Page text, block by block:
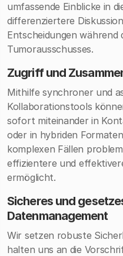
umfassende Einblicke in
differenziertere
Entscheidungen während
Tumorausschusses.
Zugriff und
Mithilfe synchroner und
Kollaborationstools
sofort miteinander in
oder in hybriden
komplexen Fällen
effizientere und
ermöglicht.
Sicheres und
Datenmanagement
Wir setzen robuste
halten uns an die